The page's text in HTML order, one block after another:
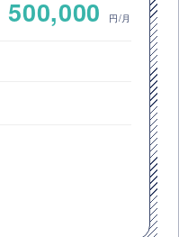
500,000 円/月